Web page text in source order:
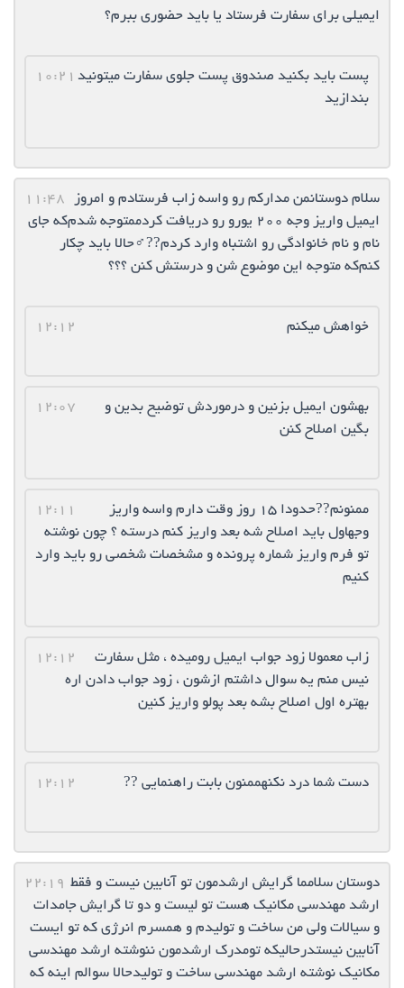
ایمیلی برای سفارت فرستاد یا باید حضوری ببرم؟
10:21 پست باید بکنید صندوق پست جلوی سفارت میتونید
بندازید
11:48
سلام دوستانمن مدارکم رو واسه زاب فرستادم و امروز
ایمیل واریز وجه ۲۰۰ یورو رو دریافت کردممتوجه شدم‌که جای
نام و نام خانوادگی رو اشتباه وارد کردم‌??‍♂حالا باید چکار
کنم‌که متوجه این موضوع شن و درستش کنن ؟؟؟
12:12 خواهش میکنم
12:07
بهشون ایمیل بزنین و درموردش توضیح بدین و
بگین اصلاح کنن
12:11
ممنونم??حدودا ۱۵ روز وقت دارم واسه واریز
وجهاول باید اصلاح شه بعد واریز کنم درسته ؟ چون نوشته
تو فرم واریز شماره پرونده و مشخصات شخصی رو باید وارد
کنیم
12:12
زاب معمولا زود جواب ایمیل رو‌میده ، مثل سفارت
نیس منم یه سوال داشتم ازشون ، زود جواب دادن اره
بهتره اول اصلاح بشه بعد پولو واریز کنین
12:12 دست شما درد نکنهممنون بابت راهنمایی ??
22:19 دوستان سلامما گرایش ارشدمون تو آنابین نیست و فقط
ارشد مهندسی مکانیک هست تو لیست و دو تا گرایش جامدات
و سیالات ولی من ساخت و تولیدم و همسرم انرژی که تو ایست
آنابین نیستدرحالیکه تومدرک ارشدمون ننوشته ارشد مهندسی
مکانیک نوشته ارشد مهندسی ساخت و تولیدحالا سوالم اینه که